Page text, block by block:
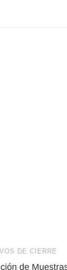
DE CIERRE
de